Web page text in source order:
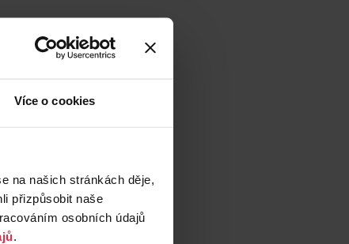
Více o cookies
na našich stránkách děje,
přizpůsobit naše
osobních údajů
.